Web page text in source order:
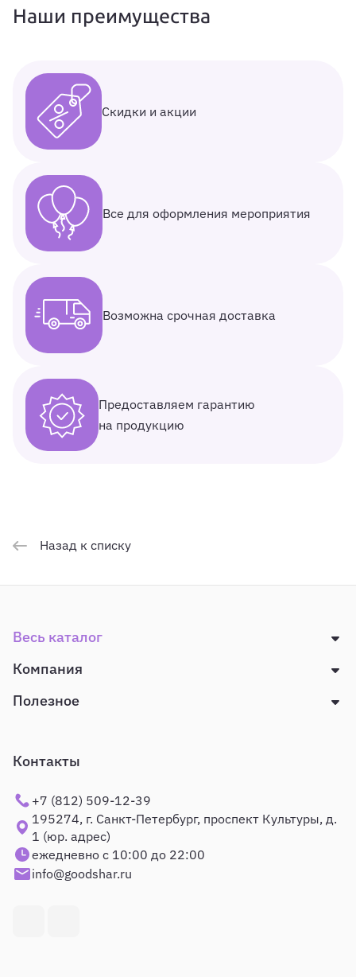
Наши преимущества
Скидки и акции
Все для оформления мероприятия
Возможна срочная доставка
Предоставляем гарантию
на продукцию
Назад к списку
Весь каталог
Компания
Полезное
Контакты
+7 (812) 509-12-39
195274, г. Санкт-Петербург, проспект Культуры, д.
1 (юр. адрес)
ежедневно с 10:00 до 22:00
info@goodshar.ru